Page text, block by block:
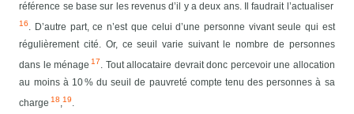
référence se base sur les revenus d’il y a deux ans. Il faudrait l’actualiser
16. D’autre part, ce n’est que celui d’une personne vivant seule qui est
régulièrement cité. Or, ce seuil varie suivant le nombre de personnes
dans le ménage17. Tout allocataire devrait donc percevoir une allocation
au moins à 10 % du seuil de pauvreté compte tenu des personnes à sa
charge18,19.